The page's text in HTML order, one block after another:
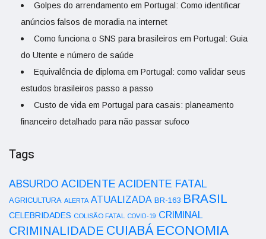
Golpes do arrendamento em Portugal: Como identificar
anúncios falsos de moradia na internet
Como funciona o SNS para brasileiros em Portugal: Guia
do Utente e número de saúde
Equivalência de diploma em Portugal: como validar seus
estudos brasileiros passo a passo
Custo de vida em Portugal para casais: planeamento
financeiro detalhado para não passar sufoco
Tags
ABSURDO ACIDENTE ACIDENTE FATAL
AGRICULTURA ALERTA ATUALIZADA BR-163 BRASIL
CELEBRIDADES COLISÃO FATAL COVID-19 CRIMINAL
CRIMINALIDADE CUIABÁ ECONOMIA